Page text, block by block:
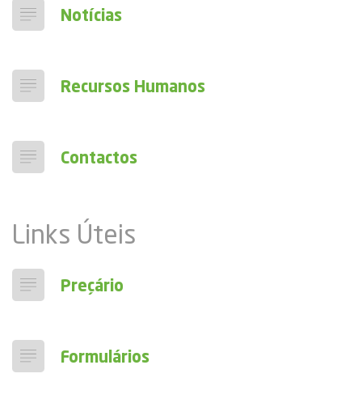
Notícias
Recursos Humanos
Contactos
Links Úteis
Preçário
Formulários